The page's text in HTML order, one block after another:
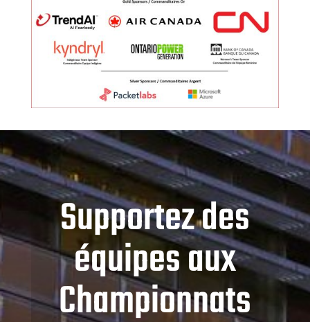
Supportez des
équipes aux
Championnats